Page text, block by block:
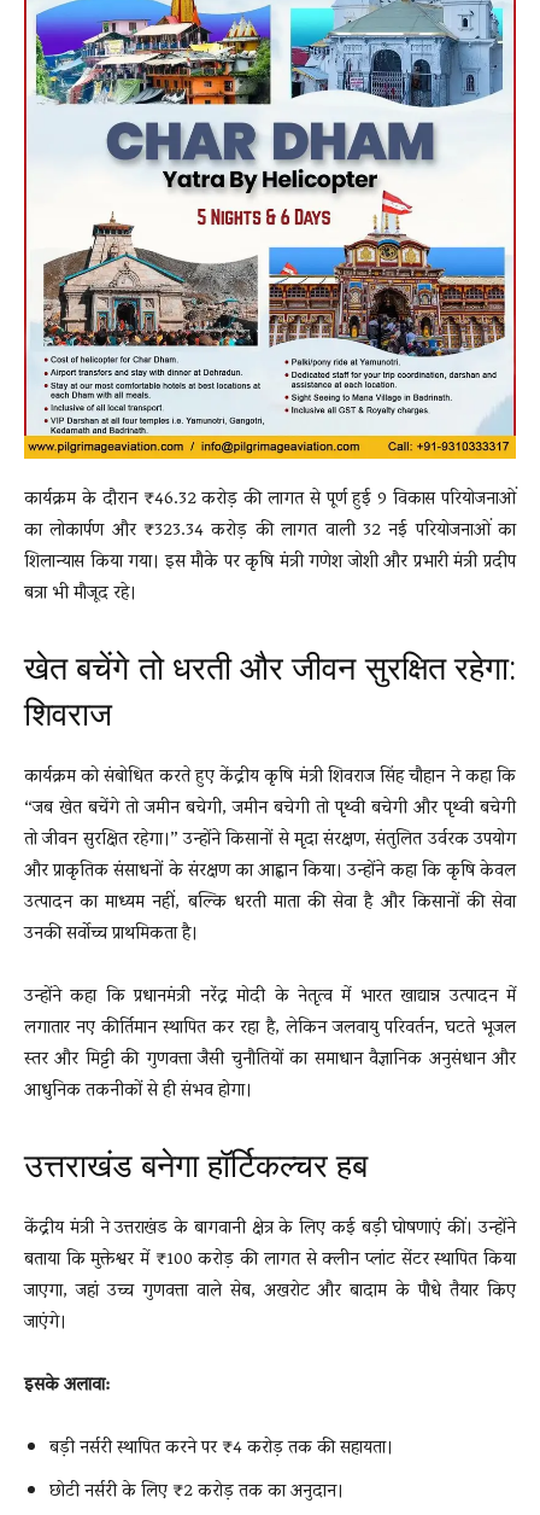
कार्यक्रम के दौरान ₹46.32 करोड़ की लागत से पूर्ण हुई 9 विकास परियोजनाओं
का लोकार्पण और ₹323.34 करोड़ की लागत वाली 32 नई परियोजनाओं का
शिलान्यास किया गया। इस मौके पर कृषि मंत्री गणेश जोशी और प्रभारी मंत्री प्रदीप
बत्रा भी मौजूद रहे।
खेत बचेंगे तो धरती और जीवन सुरक्षित रहेगा:
शिवराज
कार्यक्रम को संबोधित करते हुए केंद्रीय कृषि मंत्री शिवराज सिंह चौहान ने कहा कि
“जब खेत बचेंगे तो जमीन बचेगी, जमीन बचेगी तो पृथ्वी बचेगी और पृथ्वी बचेगी
तो जीवन सुरक्षित रहेगा।” उन्होंने किसानों से मृदा संरक्षण, संतुलित उर्वरक उपयोग
और प्राकृतिक संसाधनों के संरक्षण का आह्वान किया। उन्होंने कहा कि कृषि केवल
उत्पादन का माध्यम नहीं, बल्कि धरती माता की सेवा है और किसानों की सेवा
उनकी सर्वोच्च प्राथमिकता है।
उन्होंने कहा कि प्रधानमंत्री नरेंद्र मोदी के नेतृत्व में भारत खाद्यान्न उत्पादन में
लगातार नए कीर्तिमान स्थापित कर रहा है, लेकिन जलवायु परिवर्तन, घटते भूजल
स्तर और मिट्टी की गुणवत्ता जैसी चुनौतियों का समाधान वैज्ञानिक अनुसंधान और
आधुनिक तकनीकों से ही संभव होगा।
उत्तराखंड बनेगा हॉर्टिकल्चर हब
केंद्रीय मंत्री ने उत्तराखंड के बागवानी क्षेत्र के लिए कई बड़ी घोषणाएं कीं। उन्होंने
बताया कि मुक्तेश्वर में ₹100 करोड़ की लागत से क्लीन प्लांट सेंटर स्थापित किया
जाएगा, जहां उच्च गुणवत्ता वाले सेब, अखरोट और बादाम के पौधे तैयार किए
जाएंगे।
इसके अलावा:
बड़ी नर्सरी स्थापित करने पर ₹4 करोड़ तक की सहायता।
छोटी नर्सरी के लिए ₹2 करोड़ तक का अनुदान।